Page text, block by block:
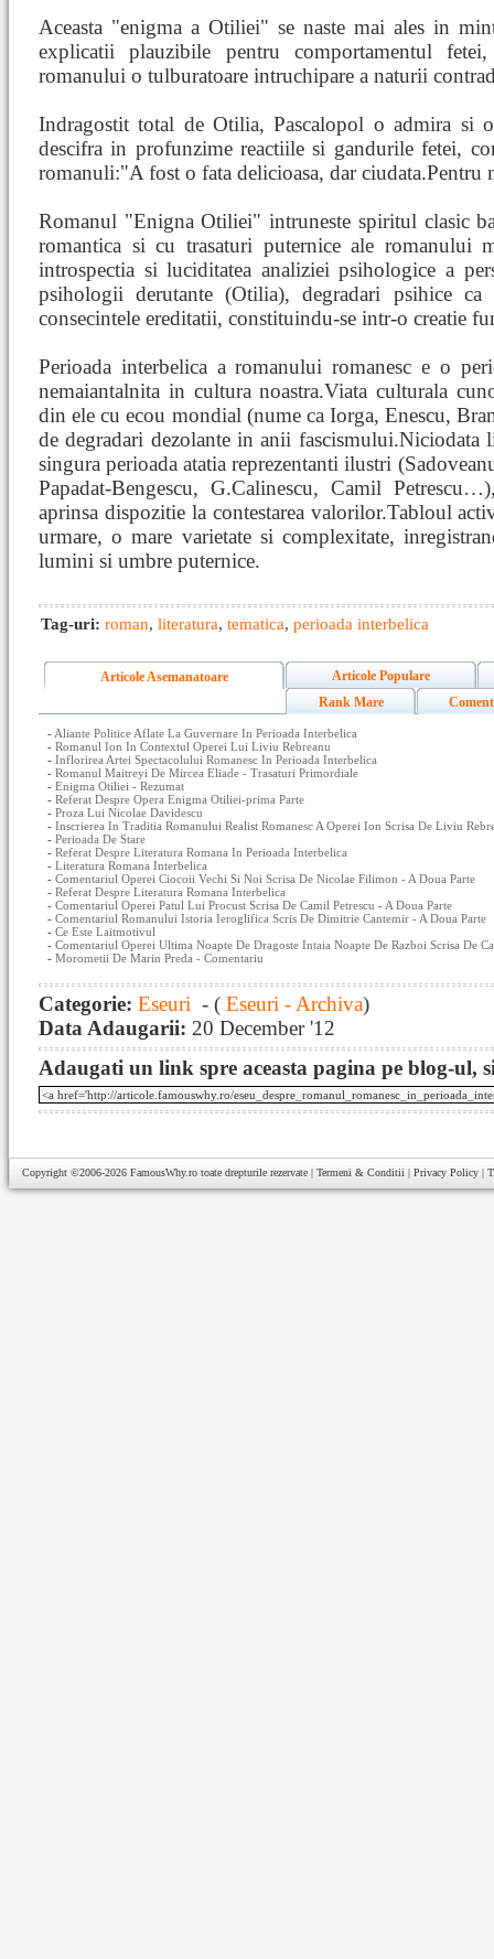
Aceasta "enigma a Otiliei" se naste mai ales in
explicatii plauzibile pentru comportamentul
romanului o tulburatoare intruchipare a naturii
Indragostit total de Otilia, Pascalopol o admira si
descifra in profunzime reactiile si gandurile fetei,
romanuli:"A fost o fata delicioasa, dar ciudata.Pentru
Romanul "Enigna Otiliei" intruneste spiritul clasic
romantica si cu trasaturi puternice ale romanului
introspectia si luciditatea analiziei psihologice a
psihologii derutante (Otilia), degradari psihice ca
consecintele ereditatii, constituindu-se intr-o creatie
Perioada interbelica a romanului romanesc e o
nemaiantalnita in cultura noastra.Viata culturala
din ele cu ecou mondial (nume ca Iorga, Enescu,
de degradari dezolante in anii fascismului.Niciodata
singura perioada atatia reprezentanti ilustri
Papadat-Bengescu, G.Calinescu, Camil
aprinsa dispozitie la contestarea valorilor.Tabloul
urmare, o mare varietate si complexitate,
lumini si umbre puternice.
Tag-uri: roman, literatura, tematica, perioada interbelica
Articole Asemanatoare
Articole Populare
Rank Mare
- Aliante Politice Aflate La Guvernare In Perioada Interbelica
- Romanul Ion In Contextul Operei Lui Liviu Rebreanu
- Inflorirea Artei Spectacolului Romanesc In Perioada Interbelica
- Romanul Maitreyi De Mircea Eliade - Trasaturi Primordiale
- Enigma Otiliei - Rezumat
- Referat Despre Opera Enigma Otiliei-prima Parte
- Proza Lui Nicolae Davidescu
- Inscrierea In Traditia Romanului Realist Romanesc A Operei Ion Scrisa De Liviu
- Perioada De Stare
- Referat Despre Literatura Romana In Perioada Interbelica
- Literatura Romana Interbelica
- Comentariul Operei Ciocoii Vechi Si Noi Scrisa De Nicolae Filimon - A Doua Parte
- Referat Despre Literatura Romana Interbelica
- Comentariul Operei Patul Lui Procust Scrisa De Camil Petrescu - A Doua Parte
- Comentariul Romanului Istoria Ieroglifica Scris De Dimitrie Cantemir - A Doua Parte
- Ce Este Laitmotivul
- Comentariul Operei Ultima Noapte De Dragoste Intaia Noapte De Razboi Scrisa De
- Morometii De Marin Preda - Comentariu
Categorie: Eseuri - ( Eseuri - Archiva)
Data Adaugarii: 20 December '12
Adaugati un link spre aceasta pagina pe blog-ul,
Copyright ©2006-2026 FamousWhy.ro toate drepturile rezervate | Termeni & Conditii | Privacy Policy |